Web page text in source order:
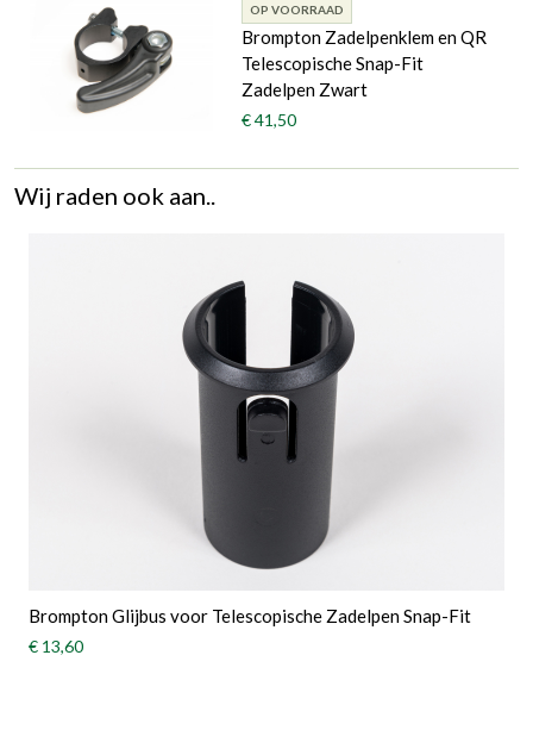
OP VOORRAAD
Brompton Zadelpenklem en QR
Telescopische Snap-Fit
Zadelpen Zwart
€ 41,50
Wij raden ook aan..
Brompton Glijbus voor Telescopische Zadelpen Snap-Fit
€ 13,60